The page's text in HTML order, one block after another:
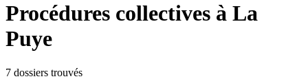
Procédures collectives à La
Puye
7 dossiers trouvés